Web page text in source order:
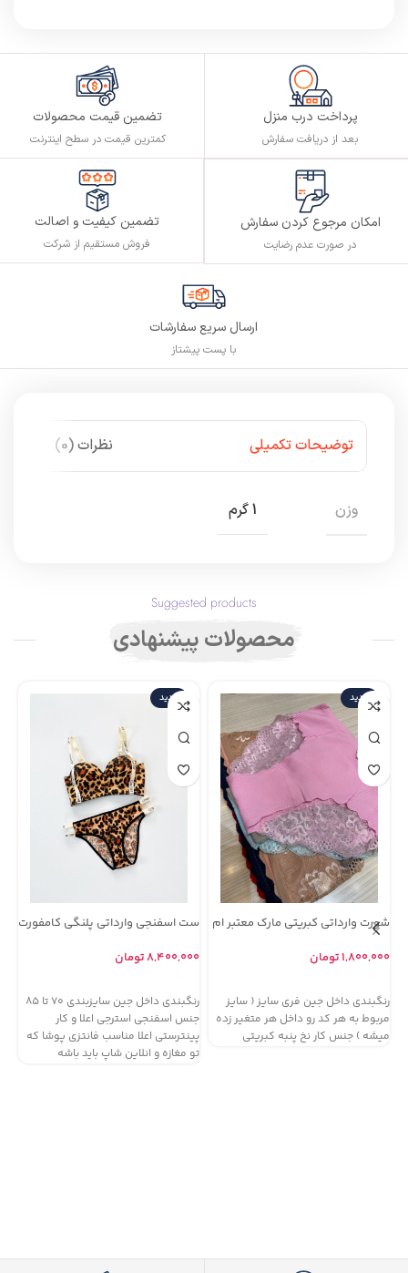
پرداخت درب منزل
بعد از دریافت سفارش
تضمین قیمت محصولات
کمترین قیمت در سطح اینترنت
امکان مرجوع کردن سفارش
در صورت عدم رضایت
تضمین کیفیت و اصالت
فروش مستقیم از شرکت
ارسال سریع سفارشات
با پست پیشتاز
توضیحات تکمیلی نظرات (0)
وزن 1 گرم
Suggested products
محصولات پیشنهادی
جدید
شورت وارداتی کبریتی مارک معتبر ام
دی MD ( جین 12 تایی )
۱,۸۰۰,۰۰۰تومان
رنگبندی داخل جین فری سایز ( سایز
مربوط به هر کد رو داخل هر متغیر زده
میشه ) جنس کار نخ پنبه کبریتی
جدید
ست اسفنجی وارداتی پلنگی کامفورت
۸,۴۰۰,۰۰۰تومان
رنگبندی داخل جین سایزبندی 70 تا 85
جنس اسفنجی استرجی اعلا و کار
پینترستی اعلا مناسب فانتزی پوشا که
تو مغازه و انلاین شاپ باید باشه